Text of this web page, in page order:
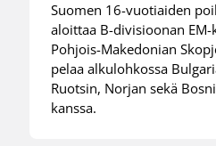
Suomen 16-vuotiaiden
aloittaa B-divisioonan
Pohjois-Makedonian
pelaa alkulohkossa
Ruotsin, Norjan sekä
kanssa.